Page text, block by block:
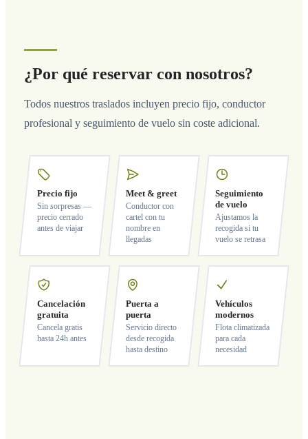
¿Por qué reservar con nosotros?
Todos nuestros traslados incluyen precio fijo, conductor
profesional y seguimiento de vuelo sin coste adicional.
Precio fijo
Sin sorpresas —
precio cerrado
antes de viajar
Meet & greet
Conductor con
cartel con tu
nombre en
llegadas
Seguimiento
de vuelo
Ajustamos la
recogida si tu
vuelo se retrasa
Cancelación
gratuita
Cancela gratis
hasta 24h antes
Puerta a
puerta
Servicio directo
desde recogida
hasta destino
Vehículos
modernos
Flota climatizada
para cada
necesidad